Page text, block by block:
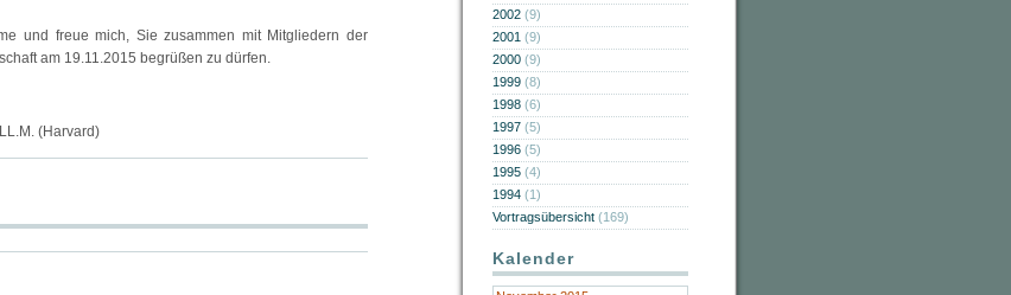
und freue mich, Sie zusammen mit Mitgliedern der
am 19.11.2015 begrüßen zu dürfen.
(Harvard)
2002 (9)
2001 (9)
2000 (9)
1999 (8)
1998 (6)
1997 (5)
1996 (5)
1995 (4)
1994 (1)
Vortragsübersicht (169)
Kalender